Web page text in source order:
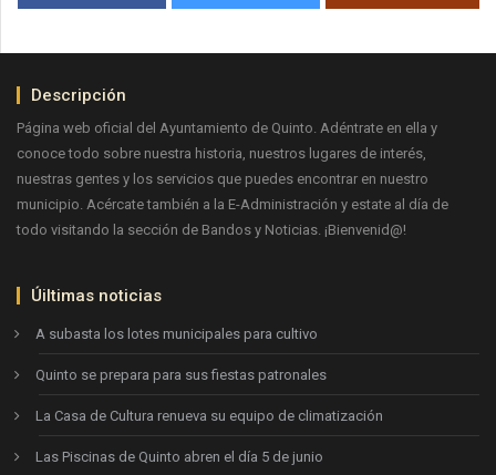
Descripción
Página web oficial del Ayuntamiento de Quinto. Adéntrate en ella y
conoce todo sobre nuestra historia, nuestros lugares de interés,
nuestras gentes y los servicios que puedes encontrar en nuestro
municipio. Acércate también a la E-Administración y estate al día de
todo visitando la sección de Bandos y Noticias. ¡Bienvenid@!
Úiltimas noticias
A subasta los lotes municipales para cultivo
Quinto se prepara para sus fiestas patronales
La Casa de Cultura renueva su equipo de climatización
Las Piscinas de Quinto abren el día 5 de junio